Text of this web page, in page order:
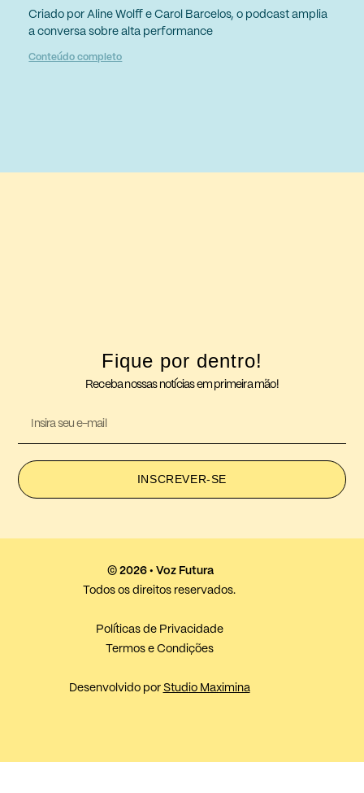
Criado por Aline Wolff e Carol Barcelos, o podcast amplia
a conversa sobre alta performance
Conteúdo completo
Fique por dentro!
Receba nossas notícias em primeira mão!
INSCREVER-SE
© 2026 • Voz Futura
Todos os direitos reservados.
Políticas de Privacidade
Termos e Condições
Desenvolvido por Studio Maximina